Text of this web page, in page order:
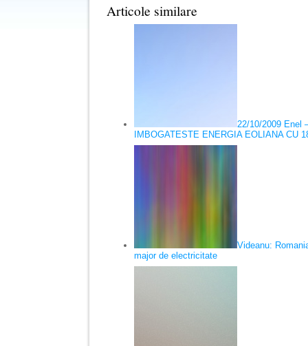
Articole similare
22/10/2009 Enel
IMBOGATESTE ENERGIA EOLIANA CU
Videanu:
major de electricitate